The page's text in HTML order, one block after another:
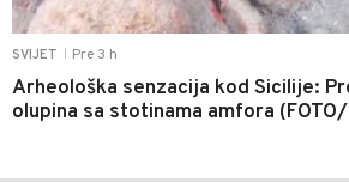
SVIJET Pre 3 h
Arheološka senzacija kod Sicilije:
olupina sa stotinama amfora (FOTO/